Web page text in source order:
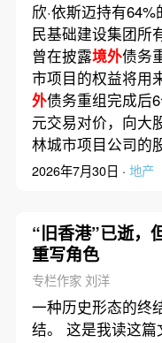
欣·依斯迈持有
民基础建设集团所
曾在披露境外债务
市项目的权益将用
外债务重组完成后
元交易对价，向大
林城市项目公司
2026年7月30日 · 地产
“旧香港”已逝，
重写角色
专栏作家 刘洋
一种历史形态的终
结。 这是我读这